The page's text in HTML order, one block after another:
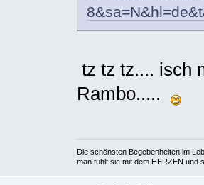
tz tz tz.... isch
Rambo.....
Die schönsten Begebenheiten im
man fühlt sie mit dem HERZEN und